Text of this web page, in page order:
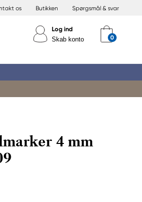
os Butikken Spørgsmål & svar
Log ind
Skab konto
4 mm